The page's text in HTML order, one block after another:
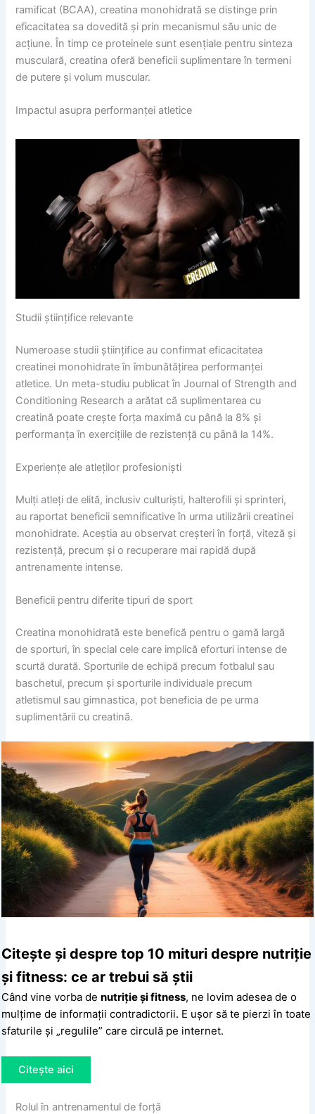
ramificat (BCAA), creatina monohidrată se distinge prin
eficacitatea sa dovedită și prin mecanismul său unic de
acțiune. În timp ce proteinele sunt esențiale pentru sinteza
musculară, creatina oferă beneficii suplimentare în termeni
de putere și volum muscular.
Impactul asupra performanței atletice
Studii științifice relevante
Numeroase studii științifice au confirmat eficacitatea
creatinei monohidrate în îmbunătățirea performanței
atletice. Un meta-studiu publicat în Journal of Strength and
Conditioning Research a arătat că suplimentarea cu
creatină poate crește forța maximă cu până la 8% și
performanța în exercițiile de rezistență cu până la 14%.
Experiențe ale atleților profesioniști
Mulți atleți de elită, inclusiv culturiști, halterofili și sprinteri,
au raportat beneficii semnificative în urma utilizării creatinei
monohidrate. Aceștia au observat creșteri în forță, viteză și
rezistență, precum și o recuperare mai rapidă după
antrenamente intense.
Beneficii pentru diferite tipuri de sport
Creatina monohidrată este benefică pentru o gamă largă
de sporturi, în special cele care implică eforturi intense de
scurtă durată. Sporturile de echipă precum fotbalul sau
baschetul, precum și sporturile individuale precum
atletismul sau gimnastica, pot beneficia de pe urma
suplimentării cu creatină.
Citește și despre top 10 mituri despre nutriție
și fitness: ce ar trebui să știi
Când vine vorba denutriție și fitness, ne lovim adesea de o
mulțime de informații contradictorii. E ușor să te pierzi în toate
sfaturile și „regulile” care circulă pe internet.
Citește aici
Rolul în antrenamentul de forță